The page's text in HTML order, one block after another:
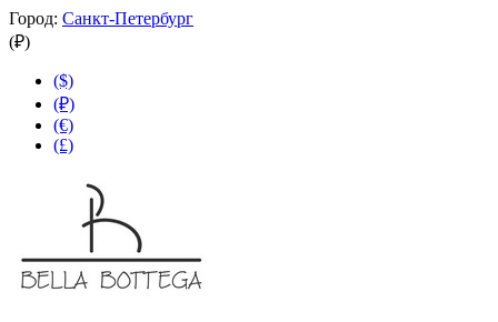
Город: Санкт-Петербург
(₽)
($)
(₽)
(€)
(£)